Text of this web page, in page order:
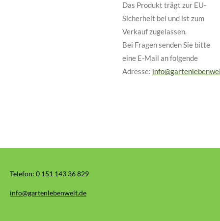
Das Produkt trägt zur EU-
Sicherheit bei und ist zum
Verkauf zugelassen.
Bei Fragen senden Sie bitte
eine E-Mail an folgende
Adresse:
Telefon: 0 151 143 36 829
info@gartenlebenwelt.de